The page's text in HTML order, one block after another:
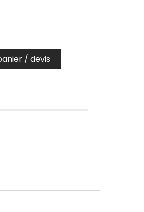
/ devis